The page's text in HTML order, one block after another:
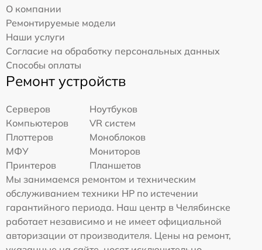
О компании
Ремонтируемые модели
Наши услуги
Согласие на обработку персональных данных
Способы оплаты
Ремонт устройств
Серверов
Ноутбуков
Компьютеров
VR систем
Плоттеров
Моноблоков
МФУ
Мониторов
Принтеров
Планшетов
Мы занимаемся ремонтом и техническим
обслуживанием техники HP по истечении
гарантийного периода. Наш центр в Челябинске
работает независимо и не имеет официальной
авторизации от производителя. Цены на ремонт,